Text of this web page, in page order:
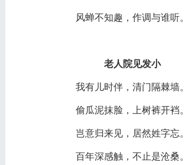
风蝉不知趣，作调与谁听。
老人院见发小
我有儿时伴，清门隔棘墙。
偷瓜泥抹脸，上树裤开裆。
岂意归来见，居然姓字忘。
百年深感触，不止是沧桑。